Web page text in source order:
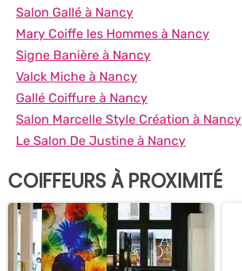
Salon Gallé à Nancy
Mary Coiffe les Hommes à Nancy
Signe Banière à Nancy
Valck Miche à Nancy
Gallé Coiffure à Nancy
Salon Marcelle Style Création à Nancy
Le Salon De Justine à Nancy
COIFFEURS À PROXIMITÉ